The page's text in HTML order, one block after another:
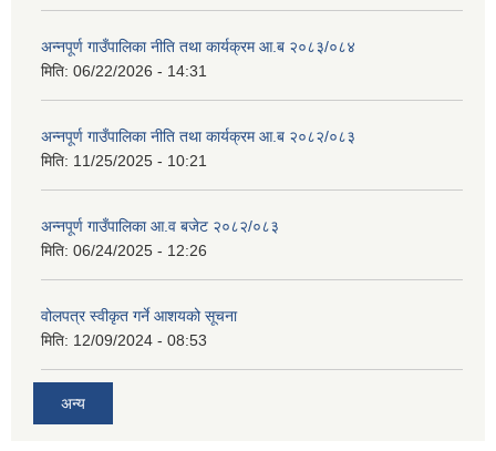
अन्नपूर्ण गाउँपालिका नीति तथा कार्यक्रम आ.ब २०८३/०८४
मिति: 06/22/2026 - 14:31
अन्नपूर्ण गाउँपालिका नीति तथा कार्यक्रम आ.ब २०८२/०८३
मिति: 11/25/2025 - 10:21
अन्नपूर्ण गाउँपालिका आ.व बजेट २०८२/०८३
मिति: 06/24/2025 - 12:26
वोलपत्र स्वीकृत गर्ने आशयको सूचना
मिति: 12/09/2024 - 08:53
अन्य